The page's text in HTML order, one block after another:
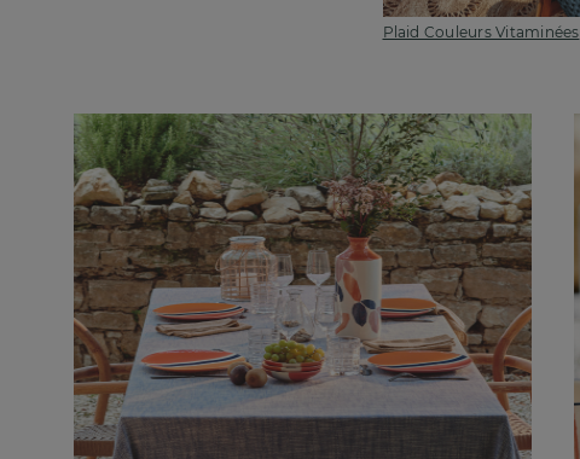
Plaid Couleurs Vitaminées